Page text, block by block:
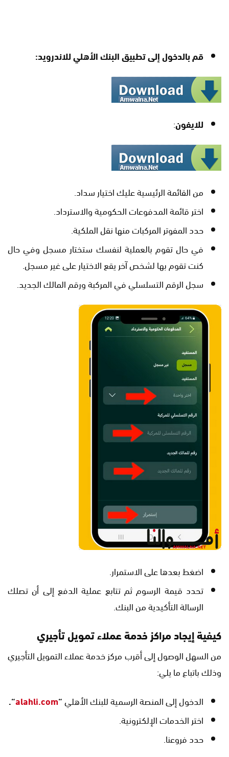
قم بالدخول إلى تطبيق البنك الأهلي للاندرويد:
للايفون:
من القائمة الرئيسية عليك اختيار سداد.
اختر قائمة المدفوعات الحكومية والاسترداد.
حدد المفوتر المركبات منها نقل الملكية.
في حال تقوم بالعملية لنفسك ستختار مسجل وفي حال
كنت تقوم بها لشخص آخر يقع الاختيار على غير مسجل.
سجل الرقم التسلسلي في المركبة ورقم المالك الجديد.
اضغط بعدها على الاستمرار.
تحدد قيمة الرسوم ثم تتابع عملية الدفع إلى أن تصلك
الرسالة التأكيدية من البنك.
كيفية إيجاد مراكز خدمة عملاء تمويل تأجيري
من السهل الوصول إلى أقرب مركز خدمة عملاء التمويل التأجيري
وذلك باتباع ما يلي:
الدخول إلى المنصة الرسمية للبنك الأهلي“
alahli.com
“.
اختر الخدمات الإلكترونية.
حدد فروعنا.